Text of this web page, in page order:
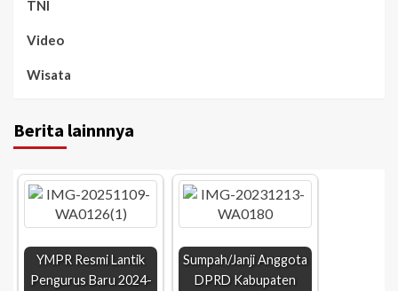
TNI
Video
Wisata
Berita lainnnya
YMPR Resmi Lantik
Pengurus Baru 2024-
Sumpah/Janji Anggota
DPRD Kabupaten